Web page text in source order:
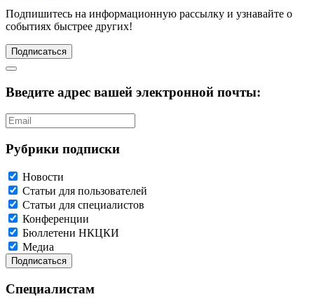
Подпишитесь на информационную рассылку и узнавайте о
событиях быстрее других!
Подписаться
Введите адрес вашей электронной почты:
Рубрики подписки
Новости
Статьи для пользователей
Статьи для специалистов
Конференции
Бюллетени НКЦКИ
Медиа
Специалистам